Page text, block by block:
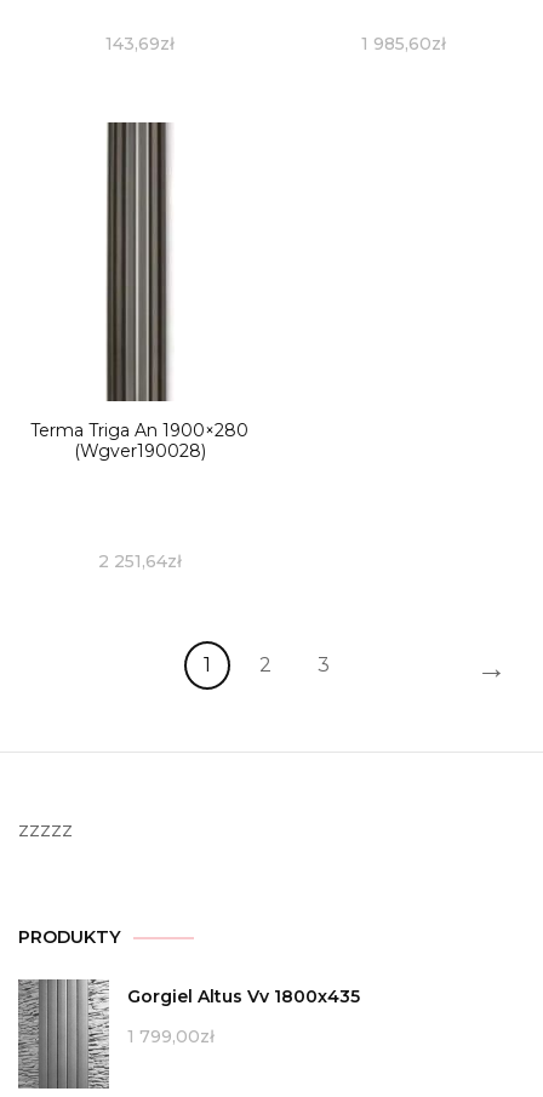
143,69zł 1 985,60zł
Terma Triga An 1900×280
(Wgver190028)
2 251,64zł
1 2 3 →
zzzzz
PRODUKTY
Gorgiel Altus Vv 1800x435
1 799,00zł